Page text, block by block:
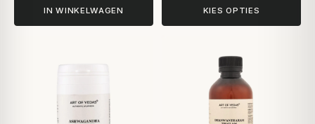
IN WINKELWAGEN KIES OPTIES